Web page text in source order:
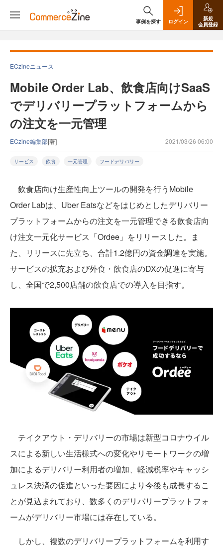
事例を探す ログイン
新規
会員登録
ECzineニュース
Mobile Order Lab、飲食店向けSaaS
でデリバリープラットフォームから
の注文を一元管理
ECzine編集部[著] 2021/03/26 06:00
サービス 飲食 一元管理 フードデリバリー
飲食店向け生産性向上ツールの開発を行うMobile
Order Labは、Uber Eatsなどをはじめとしたデリバリー
プラットフォームからの注文を一元管理できる飲食店向
け注文一元化サービス「Ordee」をリリースした。ま
た、リリースに先立ち、合計1.2億円の資金調達を実施。
サービスの拡充および外食・飲食店のDXの促進に寄与
し、全国で2,500店舗の飲食店での導入を目指す。
テイクアウト・デリバリーの市場は新型コロナウイル
スによる新しい生活様式への変化やリモートワークの増
加によるデリバリー利用者の増加、軽減税率やキャッシ
ュレス決済の促進といった要因により今後も成長するこ
とが見込まれており、数多くのデリバリープラットフォ
ームがデリバリー市場には存在している。
しかし、複数のデリバリープラットフォームを利用す